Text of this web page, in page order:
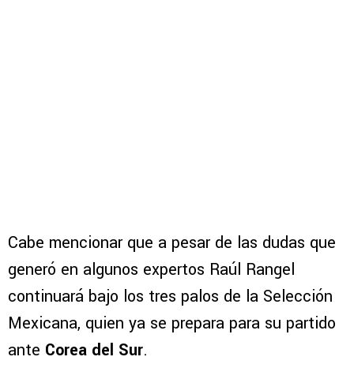
Cabe mencionar que a pesar de las dudas que
generó en algunos expertos Raúl Rangel
continuará bajo los tres palos de la Selección
Mexicana, quien ya se prepara para su partido
ante Corea del Sur.